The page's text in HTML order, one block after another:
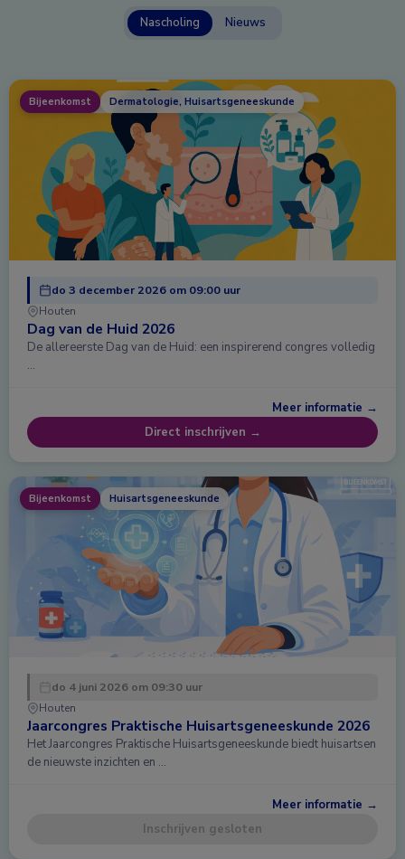
Nascholing Nieuws
Bijeenkomst Dermatologie, Huisartsgeneeskunde
do 3 december 2026 om 09:00 uur
Houten
Dag van de Huid 2026
De allereerste Dag van de Huid: een inspirerend congres volledig
…
Meer informatie →
Direct inschrijven →
Bijeenkomst Huisartsgeneeskunde
do 4 juni 2026 om 09:30 uur
Houten
Jaarcongres Praktische Huisartsgeneeskunde 2026
Het Jaarcongres Praktische Huisartsgeneeskunde biedt huisartsen
de nieuwste inzichten en …
Meer informatie →
Inschrijven gesloten